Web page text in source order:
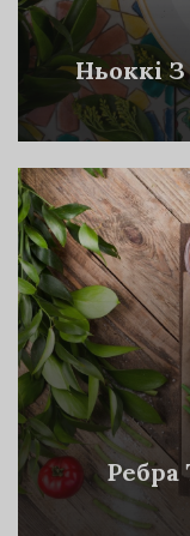
Ньоккі
Ребра